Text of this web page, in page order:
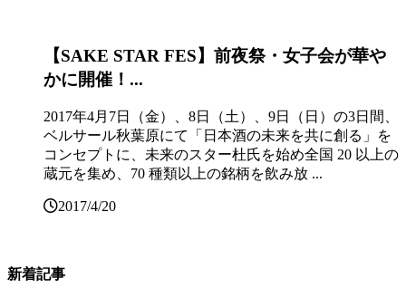
【SAKE STAR FES】前夜祭・女子会が華や
かに開催！...
2017年4月7日（金）、8日（土）、9日（日）の3日間、
ベルサール秋葉原にて「日本酒の未来を共に創る」を
コンセプトに、未来のスター杜氏を始め全国 20 以上の
蔵元を集め、70 種類以上の銘柄を飲み放 ...
2017/4/20
新着記事